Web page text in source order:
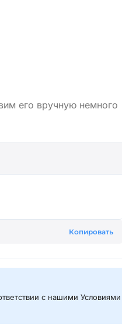
его вручную немного
Копировать
с нашими Условиями